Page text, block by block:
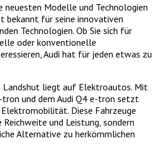
neuesten Modelle und Technologien
bekannt für seine innovativen
Technologien. Ob Sie sich für
oder konventionelle
Audi hat für jeden etwas zu
Landshut liegt auf Elektroautos. Mit
und dem Audi Q4 e-tron setzt
Diese Fahrzeuge
und Leistung, sondern
Alternative zu herkömmlichen